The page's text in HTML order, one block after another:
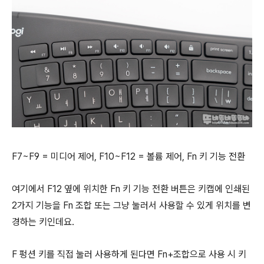
F7~F9 = 미디어 제어, F10~F12 = 볼륨 제어, Fn 키 기능 전환
여기에서 F12 옆에 위치한 Fn 키 기능 전환 버튼은 키캡에 인쇄된
2가지 기능을 Fn 조합 또는 그냥 눌러서 사용할 수 있게 위치를 변
경하는 키인데요.
F 펑션 키를 직접 눌러 사용하게 된다면 Fn+조합으로 사용 시 키